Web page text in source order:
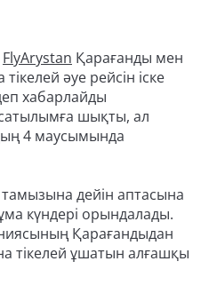
FlyArystan Қарағанды мен
әуе рейсін іске
хабарлайды
шықты, ал
4 маусымында
дейін аптасына
күндері орындалады.
Қарағандыдан
тікелей ұшатын алғашқы